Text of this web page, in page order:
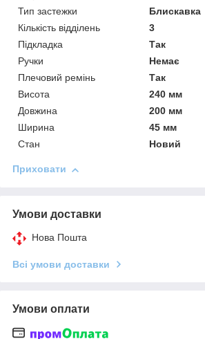
Тип застежки
Блискавка
Кількість відділень
3
Підкладка
Так
Ручки
Немає
Плечовий ремінь
Так
Висота
240 мм
Довжина
200 мм
Ширина
45 мм
Стан
Новий
Приховати
Умови доставки
Нова Пошта
Всі умови доставки
Умови оплати